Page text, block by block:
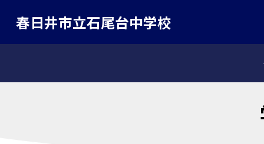
春日井市立石尾台中学校